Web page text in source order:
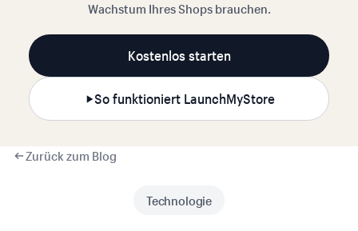
Wachstum Ihres Shops brauchen.
Kostenlos starten
So funktioniert LaunchMyStore
Zurück zum Blog
Technologie